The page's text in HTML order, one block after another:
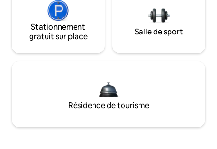
Stationnement
gratuit sur place
Salle de sport
Résidence de tourisme